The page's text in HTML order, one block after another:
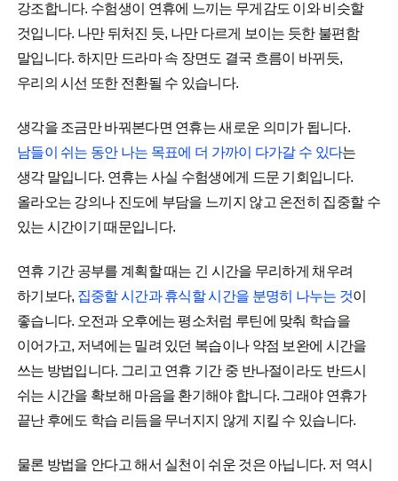
강조합니다. 수험생이 연휴에 느끼는 무게감도 이와 비슷할
것입니다. 나만 뒤처진 듯, 나만 다르게 보이는 듯한 불편함
말입니다. 하지만 드라마 속 장면도 결국 흐름이 바뀌듯,
우리의 시선 또한 전환될 수 있습니다.
생각을 조금만 바꿔본다면 연휴는 새로운 의미가 됩니다.
남들이 쉬는 동안 나는 목표에 더 가까이 다가갈 수 있다는
생각 말입니다. 연휴는 사실 수험생에게 드문 기회입니다.
올라오는 강의나 진도에 부담을 느끼지 않고 온전히 집중할 수
있는 시간이기 때문입니다.
연휴 기간 공부를 계획할 때는 긴 시간을 무리하게 채우려
하기보다, 집중할 시간과 휴식할 시간을 분명히 나누는 것이
좋습니다. 오전과 오후에는 평소처럼 루틴에 맞춰 학습을
이어가고, 저녁에는 밀려 있던 복습이나 약점 보완에 시간을
쓰는 방법입니다. 그리고 연휴 기간 중 반나절이라도 반드시
쉬는 시간을 확보해 마음을 환기해야 합니다. 그래야 연휴가
끝난 후에도 학습 리듬을 무너지지 않게 지킬 수 있습니다.
물론 방법을 안다고 해서 실천이 쉬운 것은 아닙니다. 저 역시